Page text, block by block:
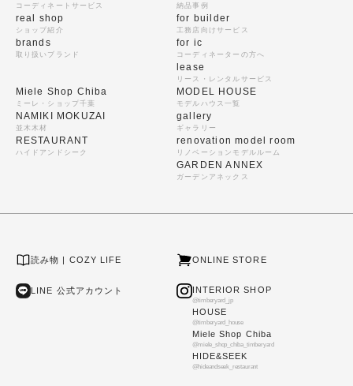
コーディネートサービス
real shop
ショップ紹介
brands
取り扱いブランド
納品事例
for builder
工務店向けサービス
for ic
コーディネーターの方へ
lease
リース・レンタルサービス
Miele Shop Chiba
ミーレ・ショップ千葉
NAMIKI MOKUZAI
並木木材
RESTAURANT
ハイドアンドシーク
MODEL HOUSE
モデルハウス一覧
gallery
ギャラリー
renovation model room
リノベーションモデルルーム
GARDEN ANNEX
ガーデンアネックス
読み物 | COZY LIFE ONLINE STORE
LINE 公式アカウント INTERIOR SHOP
@timberyard_jp
HOUSE
@timberyard_house
Miele Shop Chiba
@miele_shop_chiba_timberyard
HIDE&SEEK
@hideandseek_restaurant